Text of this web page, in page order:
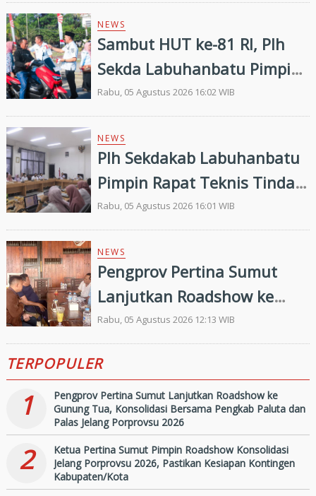
Depan Generasi Muda
NEWS
Sambut HUT ke-81 RI, Plh
Sekda Labuhanbatu Pimpin
Pembagian 300 Bendera
Merah Putih
Rabu, 05 Agustus 2026 16:02 WIB
NEWS
Plh Sekdakab Labuhanbatu
Pimpin Rapat Teknis Tindak
Lanjut Entry Meeting
Penilaian Kepatuhan
Pelayanan Publik Oleh
Ombudsman RI tahun 2026
Rabu, 05 Agustus 2026 16:01 WIB
NEWS
Pengprov Pertina Sumut
Lanjutkan Roadshow ke
Gunung Tua, Konsolidasi
Bersama Pengkab Paluta
dan Palas Jelang Porprovsu
2026
Rabu, 05 Agustus 2026 12:13 WIB
TERPOPULER
1
Pengprov Pertina Sumut Lanjutkan Roadshow ke
Gunung Tua, Konsolidasi Bersama Pengkab Paluta dan
Palas Jelang Porprovsu 2026
2
Ketua Pertina Sumut Pimpin Roadshow Konsolidasi
Jelang Porprovsu 2026, Pastikan Kesiapan Kontingen
Kabupaten/Kota